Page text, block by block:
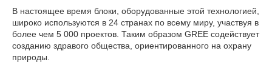
В настоящее время блоки, оборудованные этой технологией,
широко используются в 24 странах по всему миру, участвуя в
более чем 5 000 проектов. Таким образом GREE содействует
созданию здравого общества, ориентированного на охрану
природы.